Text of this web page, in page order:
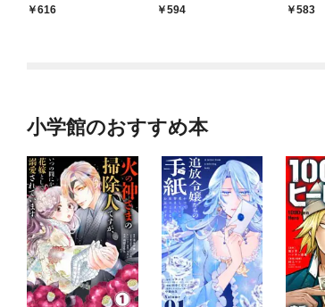
616 594 583
小学館のおすすめ本